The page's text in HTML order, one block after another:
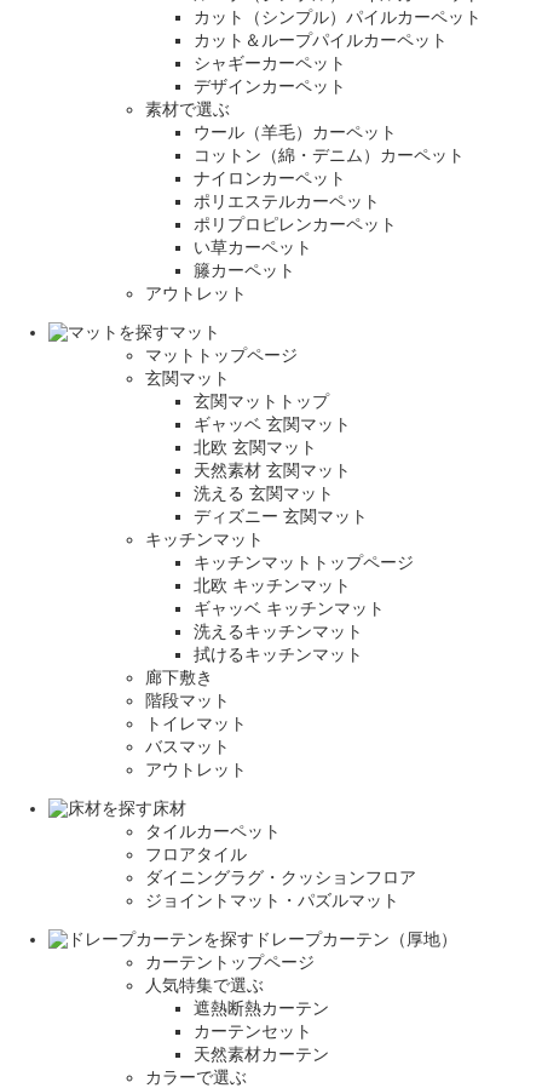
カット（シンプル）パイルカーペット
カット＆ループパイルカーペット
シャギーカーペット
デザインカーペット
素材で選ぶ
ウール（羊毛）カーペット
コットン（綿・デニム）カーペット
ナイロンカーペット
ポリエステルカーペット
ポリプロピレンカーペット
い草カーペット
籐カーペット
アウトレット
マット
マットトップページ
玄関マット
玄関マットトップ
ギャッベ 玄関マット
北欧 玄関マット
天然素材 玄関マット
洗える 玄関マット
ディズニー 玄関マット
キッチンマット
キッチンマットトップページ
北欧 キッチンマット
ギャッベ キッチンマット
洗えるキッチンマット
拭けるキッチンマット
廊下敷き
階段マット
トイレマット
バスマット
アウトレット
床材
タイルカーペット
フロアタイル
ダイニングラグ・クッションフロア
ジョイントマット・パズルマット
ドレープカーテン（厚地）
カーテントップページ
人気特集で選ぶ
遮熱断熱カーテン
カーテンセット
天然素材カーテン
カラーで選ぶ